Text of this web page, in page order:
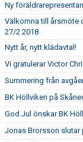
Ny
Välkomna till årsmöte
27/2 2018
Nytt år, nytt klädavtal!
Vi gratulerar Victor
Summering från
BK Höllviken på
God Jul önskar BK
Jonas Brorsson slutar